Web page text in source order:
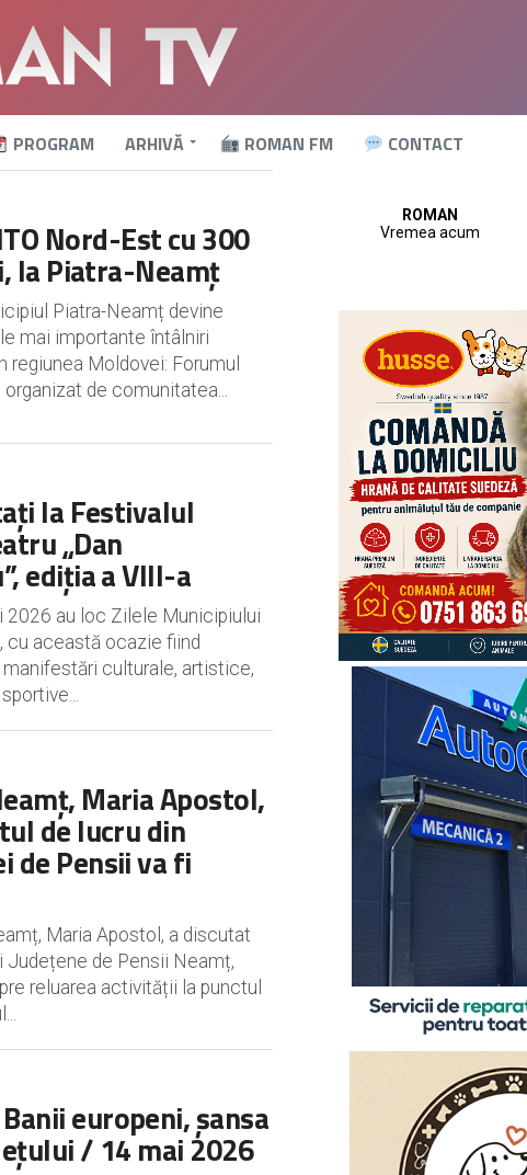
PROGRAM ARHIVĂ ROMAN FM CONTACT
Nord-Est cu 300
la Piatra-Neamț
Piatra-Neamț devine
mai importante întâlniri
Moldovei: Forumul
organizat de comunitatea...
la Festivalul
„Dan
ediția a VIII-a
2026 au loc Zilele Municipiului
cu această ocazie fiind
culturale, artistice,
Maria Apostol,
de lucru din
de Pensii va fi
Maria Apostol, a discutat
Județene de Pensii Neamț,
reluarea activității la punctul
europeni, șansa
/ 14 mai 2026